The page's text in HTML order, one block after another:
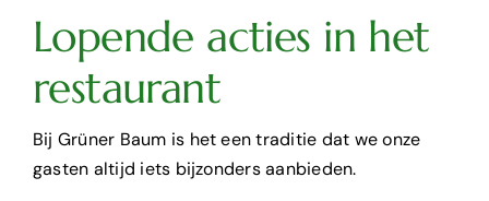
Startseite
News
Lopende acties
Lopende acties in het
restaurant
Bij Grüner Baum is het een traditie dat we onze
gasten altijd iets bijzonders aanbieden.